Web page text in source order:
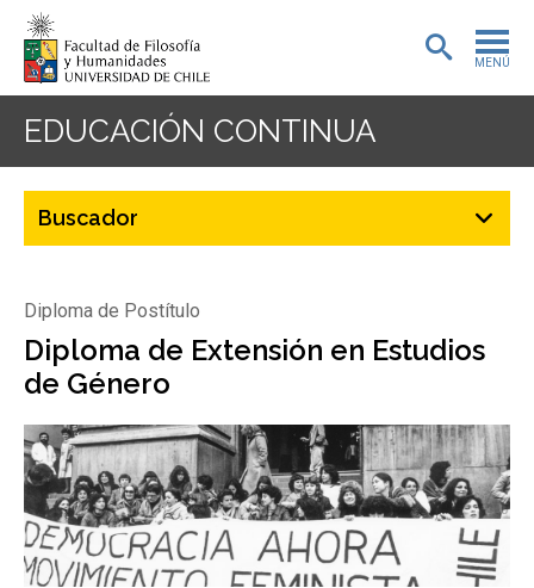
MENÚ
PORTADA
INVESTIGACIÓN
BIBLIOTECA
DEPARTAMENTOS
FACULTAD
EDUCACIÓN CONTINUA
Diploma de Postítulo
Diploma de Extensión en Estudios
de Género